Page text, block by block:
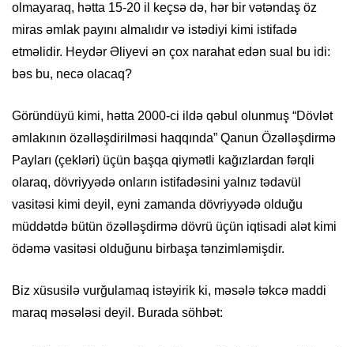
olmayaraq, hətta 15-20 il keçsə də, hər bir vətəndaş öz
miras əmlak payını almalıdır və istədiyi kimi istifadə
etməlidir. Heydər Əliyevi ən çox narahat edən sual bu idi:
bəs bu, necə olacaq?
Göründüyü kimi, hətta 2000-ci ildə qəbul olunmuş “Dövlət
əmlakının özəlləşdirilməsi haqqında” Qanun Özəlləşdirmə
Payları (çekləri) üçün başqa qiymətli kağızlardan fərqli
olaraq, dövriyyədə onların istifadəsini yalnız tədavül
vasitəsi kimi deyil, eyni zamanda dövriyyədə olduğu
müddətdə bütün özəlləşdirmə dövrü üçün iqtisadi alət kimi
ödəmə vasitəsi olduğunu birbaşa tənzimləmişdir.
Biz xüsusilə vurğulamaq istəyirik ki, məsələ təkcə maddi
maraq məsələsi deyil. Burada söhbət: